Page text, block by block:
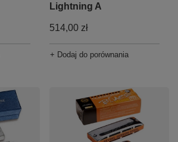
Lightning A
514,00 zł
+ Dodaj do porównania